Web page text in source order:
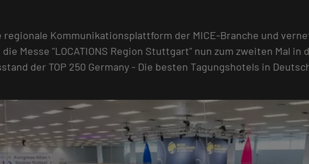
regionale Kommunikationsplattform der MICE-Branche und
Messe "LOCATIONS Region Stuttgart" nun zum zweiten Mal
der TOP 250 Germany - Die besten Tagungshotels in